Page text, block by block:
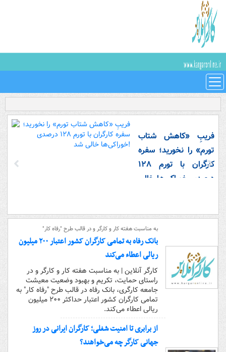
فریبِ «کاهش شتاب
تورم» را نخورید؛ سفره
کارگران با تورم ۱۲۸
درصدی خوراکی‌ها خالی
به مناسبت هفته کار و کارگر و در قالب طرح "رفاه کار"
بانک رفاه به تمامی کارگران کشور اعتبار ۲۰۰ میلیون
ریالی اعطاء می‌کند
کارگر آنلاین | به مناسبت هفته کار و کارگر و در
راستای حمایت، تکریم و بهبود وضعیت معیشت
جامعه کارگری، بانک رفاه در قالب طرح "رفاه کار" به
تمامی کارگران کشور اعتبار حداکثر ۲۰۰ میلیون
ریالی اعطاء می‌کند.
از برابری تا امنیت شغلی؛ کارگران ایرانی در روز
جهانی کارگر چه می‌خواهند؟